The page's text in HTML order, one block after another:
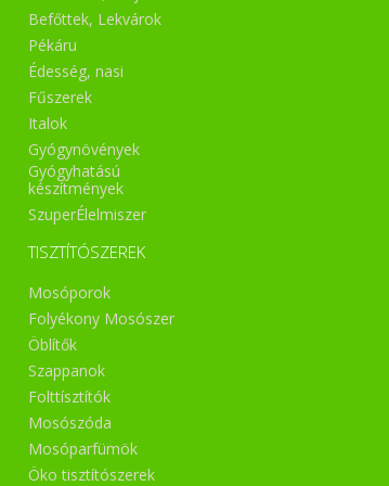
Befőttek, Lekvárok
Pékáru
Édesség, nasi
Fűszerek
Italok
Gyógynövények
Gyógyhatású
készítmények
SzuperÉlelmiszer
TISZTÍTÓSZEREK
Mosóporok
Folyékony Mosószer
Öblítők
Szappanok
Folttísztítók
Mosószóda
Mosóparfümök
Öko tisztítószerek